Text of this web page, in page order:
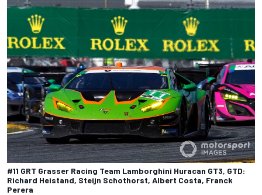
#11 GRT Grasser Racing Team Lamborghini Huracan GT3, GTD:
Richard Heistand, Steijn Schothorst, Albert Costa, Franck
Perera